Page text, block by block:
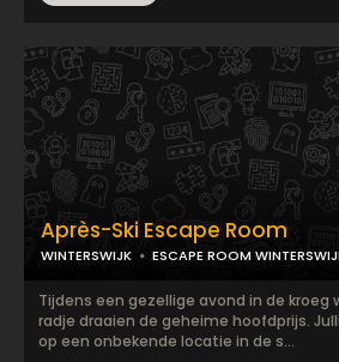
Après-Ski Escape Room
WINTERSWIJK ESCAPE ROOM
Tijdens een gezellige avond in de kroeg
radje draaien de geheime hoofdprijs.
op een onbekende locatie in de s...